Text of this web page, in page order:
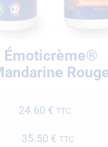
Émoticrème®
24.60 € TTC
35.50 € TTC